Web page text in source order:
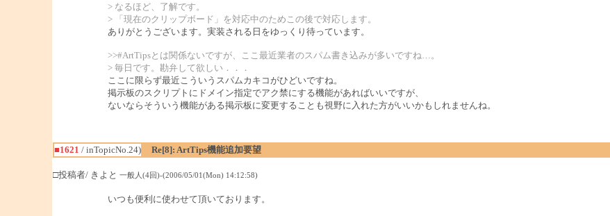
> なるほど、了解です。
> 「現在のクリップボード」を対応中のためこの後で対応します。
ありがとうございます。実装される日をゆっくり待っています。
>>#ArtTipsとは関係ないですが、ここ最近業者のスパム書き込みが多いですね…。
> 毎日です。勘弁して欲しい．．．
ここに限らず最近こういうスパムカキコがひどいですね。
掲示板のスクリプトにドメイン指定でアク禁にする機能があればいいですが、
ないならそういう機能がある掲示板に変更することも視野に入れた方がいいかもしれませんね。
■1621 / inTopicNo.24)
Re[8]: ArtTips機能追加要望
□投稿者/ きよと 一般人(4回)-(2006/05/01(Mon) 14:12:58)
いつも便利に使わせて頂いております。